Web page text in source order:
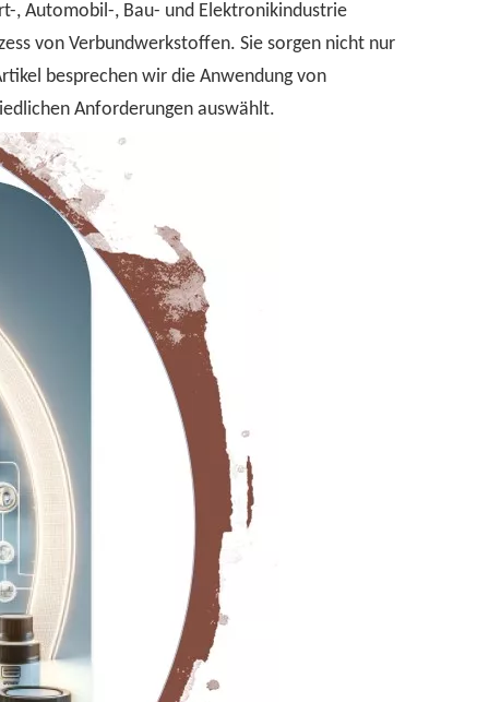
, Automobil-, Bau- und Elektronikindustrie
von Verbundwerkstoffen. Sie sorgen nicht nur
besprechen wir die Anwendung von
Anforderungen auswählt.